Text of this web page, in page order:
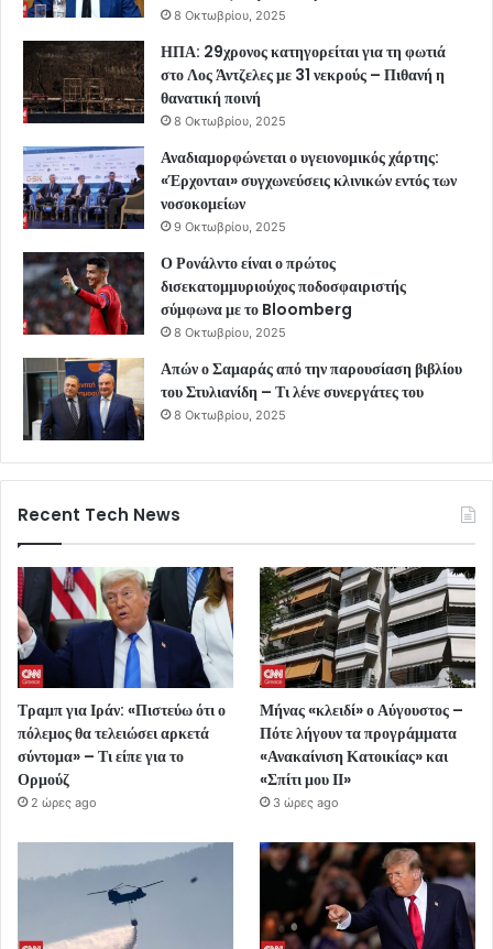
8 Οκτωβρίου, 2025
ΗΠΑ: 29χρονος κατηγορείται για τη φωτιά
στο Λος Άντζελες με 31 νεκρούς – Πιθανή η
θανατική ποινή
8 Οκτωβρίου, 2025
Αναδιαμορφώνεται ο υγειονομικός χάρτης:
«Έρχονται» συγχωνεύσεις κλινικών εντός των
νοσοκομείων
9 Οκτωβρίου, 2025
Ο Ρονάλντο είναι ο πρώτος
δισεκατομμυριούχος ποδοσφαιριστής
σύμφωνα με το Bloomberg
8 Οκτωβρίου, 2025
Απών ο Σαμαράς από την παρουσίαση βιβλίου
του Στυλιανίδη – Τι λένε συνεργάτες του
8 Οκτωβρίου, 2025
Recent Tech News
Τραμπ για Ιράν: «Πιστεύω ότι ο
πόλεμος θα τελειώσει αρκετά
σύντομα» – Τι είπε για το
Ορμούζ
2 ώρες ago
Μήνας «κλειδί» ο Αύγουστος –
Πότε λήγουν τα προγράμματα
«Ανακαίνιση Κατοικίας» και
«Σπίτι μου ΙΙ»
3 ώρες ago